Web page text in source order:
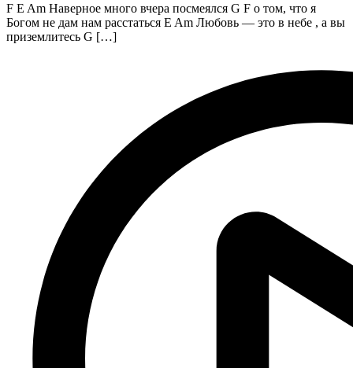
F E Am Наверное много вчера посмеялся G F о том, что я
Богом не дам нам расстаться E Am Любовь — это в небе , а вы
приземлитесь G […]